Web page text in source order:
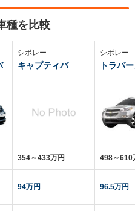
種を比較
シボレー
キャプティバ
354～433万円
94万円
シボレー
トラバ
498～610
96.5万円